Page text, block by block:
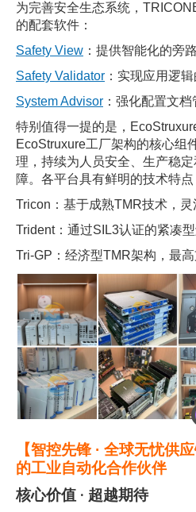
为完善安全生态系统，
的配套软件：
Safety View ：提供智能化的旁
Safety Validator ：实现应用逻
System Advisor ：强化配置文
特别值得一提的是，
EcoStruxure工厂架构的核心组
理，持续为人员安全、生产稳
障。各平台具有鲜明的技术特点
Tricon：基于成熟TMR技术，
Trident：通过SIL3认证的紧凑
Tri-GP：经济型TMR架构，最
【智控先锋 · 全球无忧
的工业自动化合作伙伴
核心价值 · 超越期待